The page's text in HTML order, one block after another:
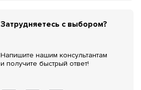
Затрудняетесь с выбором?
Напишите нашим консультантам
и получите быстрый ответ!